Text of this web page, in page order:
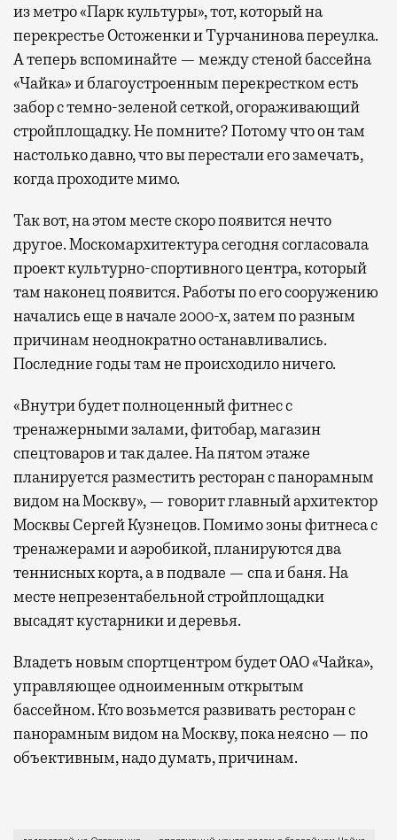
из метро «Парк культуры», тот, который на
перекрестье Остоженки и Турчанинова переулка.
А теперь вспоминайте — между стеной бассейна
«Чайка» и благоустроенным перекрестком есть
забор с темно-зеленой сеткой, огораживающий
стройплощадку. Не помните? Потому что он там
настолько давно, что вы перестали его замечать,
когда проходите мимо.
Так вот, на этом месте скоро появится нечто
другое. Москомархитектура сегодня согласовала
проект культурно-спортивного центра, который
там наконец появится. Работы по его сооружению
начались еще в начале 2000-х, затем по разным
причинам неоднократно останавливались.
Последние годы там не происходило ничего.
«Внутри будет полноценный фитнес с
тренажерными залами, фитобар, магазин
спецтоваров и так далее. На пятом этаже
планируется разместить ресторан с панорамным
видом на Москву», — говорит главный архитектор
Москвы Сергей Кузнецов. Помимо зоны фитнеса с
тренажерами и аэробикой, планируются два
теннисных корта, а в подвале — спа и баня. На
месте непрезентабельной стройплощадки
высадят кустарники и деревья.
Владеть новым спортцентром будет ОАО «Чайка»,
управляющее одноименным открытым
бассейном. Кто возьмется развивать ресторан с
панорамным видом на Москву, пока неясно — по
объективным, надо думать, причинам.